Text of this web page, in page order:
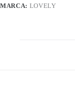
MARCA: LOVELY